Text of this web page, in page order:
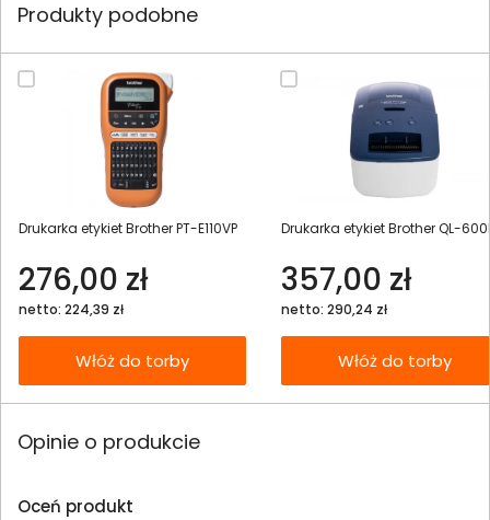
Produkty podobne
Drukarka etykiet Brother PT-E110VP
276,00 zł
netto: 224,39 zł
Włóż do torby
Drukarka etykiet Brother QL-
357,00 zł
netto: 290,24 zł
Włóż do torby
Opinie o produkcie
Oceń produkt